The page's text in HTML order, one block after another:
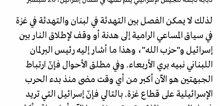
لذلك لا يمكن الفصل بين التهدئة في لبنان والتهدئة في غزة
في سياق المساعي الرامية إلى هدنة أو وقف لإطلاق النار بين
إسرائيل و"حزب الله"، وهذا ما أشار إليه رئيس البرلمان
اللبناني نبيه بري الأربعاء. وفي مطلق الأحوال فإنّ ارتباط
الجبهتين هو الآن أكبر من أي وقت مضى منذ بدء الحرب
الإسرائيلية على قطاع غزة. بالتالي فإنّ إسرائيل التي تريد